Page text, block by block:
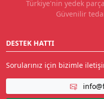
Türkiye'nin yedek
Güvenilir
DESTEK HATTI
Sorularınız için bizimle